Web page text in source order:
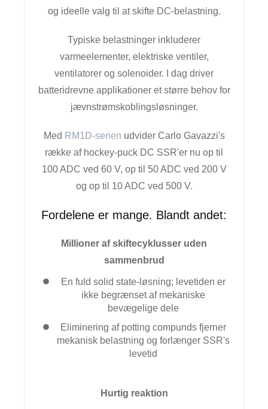
og ideelle valg til at skifte DC-belastning.
Typiske belastninger inkluderer
varmeelementer, elektriske ventiler,
ventilatorer og solenoider. I dag driver
batteridrevne applikationer et større behov for
jævnstrømskoblingsløsninger.
Med RM1D-serien udvider Carlo Gavazzi's
række af hockey-puck DC SSR'er nu op til
100 ADC ved 60 V, op til 50 ADC ved 200 V
og op til 10 ADC ved 500 V.
Fordelene er mange. Blandt andet:
Millioner af skiftecyklusser uden
sammenbrud
En fuld solid state-løsning; levetiden er
ikke begrænset af mekaniske
bevægelige dele
Eliminering af potting compunds fjerner
mekanisk belastning og forlænger SSR's
levetid
Hurtig reaktion